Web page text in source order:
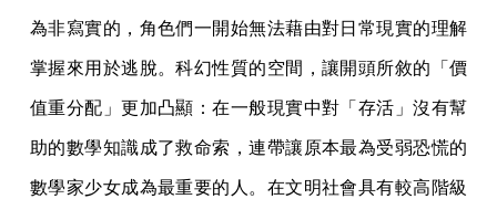
為非寫實的，角色們一開始無法藉由對日常現實的理解
掌握來用於逃脫。科幻性質的空間，讓開頭所敘的「價
值重分配」更加凸顯：在一般現實中對「存活」沒有幫
助的數學知識成了救命索，連帶讓原本最為受弱恐慌的
數學家少女成為最重要的人。在文明社會具有較高階級